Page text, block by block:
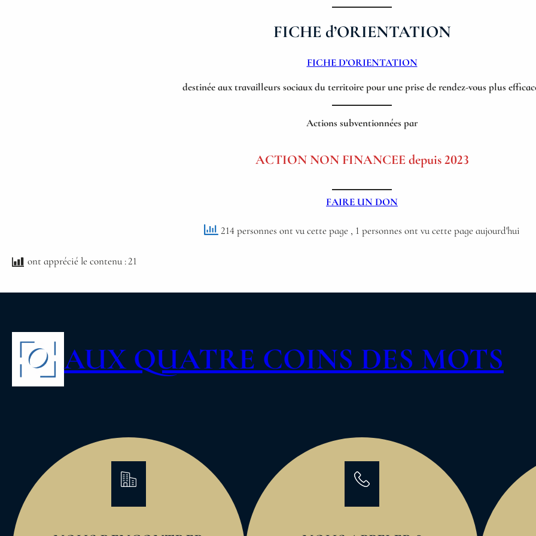
FICHE d’ORIENTATION
FICHE D’ORIENTATION
destinée aux travailleurs sociaux du territoire pour une prise de rendez-vous plus
Actions subventionnées par
ACTION NON FINANCEE depuis 2023
FAIRE UN DON
214 personnes ont vu cette page , 1 personnes ont vu cette page aujourd'hui
ont apprécié le contenu :21
AUX QUATRE COINS DES MOTS